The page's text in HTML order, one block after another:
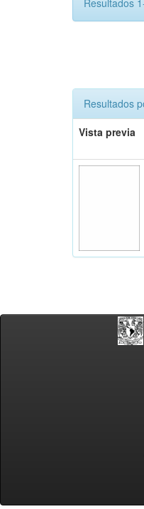
Resultados
Resultados
Vista previa